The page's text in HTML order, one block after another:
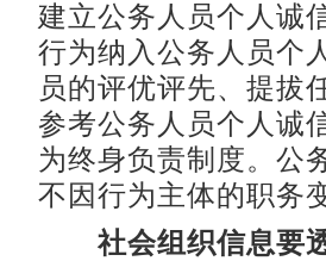
建立公务人员个人诚
行为纳入公务人员个
员的评优评先、提拔
参考公务人员个人诚
为终身负责制度。公
不因行为主体的职务
社会组织信息要